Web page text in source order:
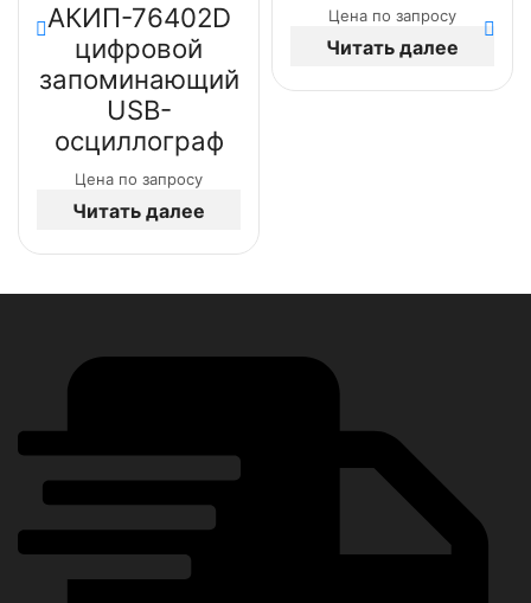
АКИП-76402D
цифровой
запоминающий
USB-
осциллограф
Цена по запросу
Читать далее
Цена по запросу
Читать далее